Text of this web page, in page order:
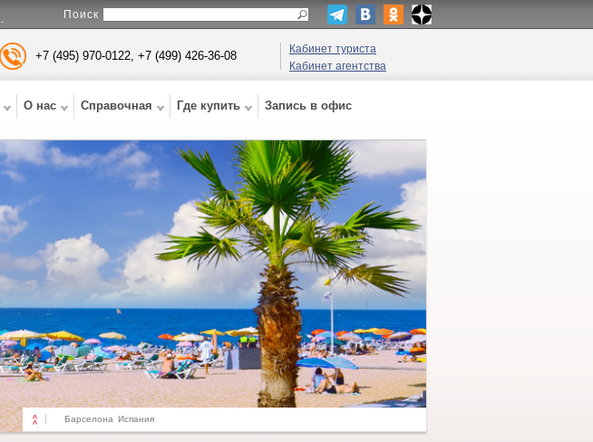
Поиск
Кабинет туриста
Кабинет агентства
+7 (495) 970-0122, +7 (499) 426-36-08
О нас Справочная Где купить Запись в офис
Барселона Испания